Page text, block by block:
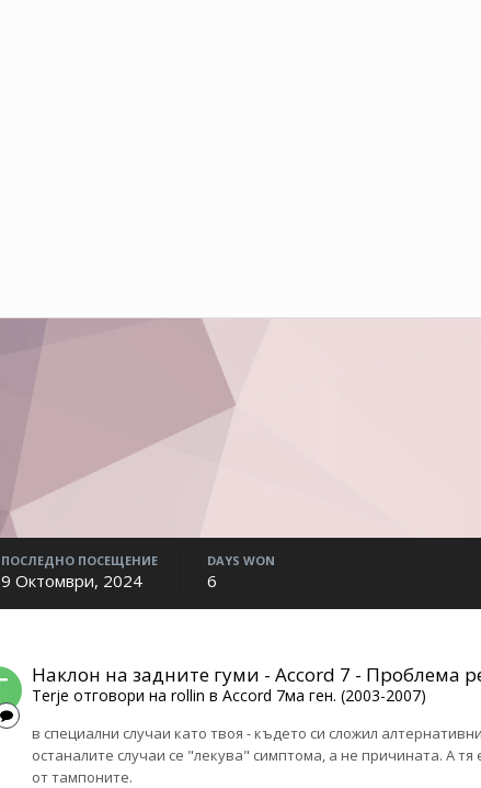
ПОСЛЕДНО ПОСЕЩЕНИЕ
9 Октомври, 2024
DAYS WON
6
Наклон на задните гуми - Accord 7 - Проблема
Terje отговори на rollin в Accord 7ма ген. (2003-2007)
в специални случаи като твоя - където си сложил
останалите случаи се "лекува" симптома, а не причината. А
от тампоните.